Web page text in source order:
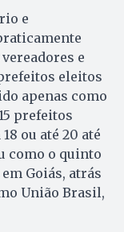
e
e
eleitos
apenas como
prefeitos
ou até 20 até
como o quinto
Goiás, atrás
União Brasil,